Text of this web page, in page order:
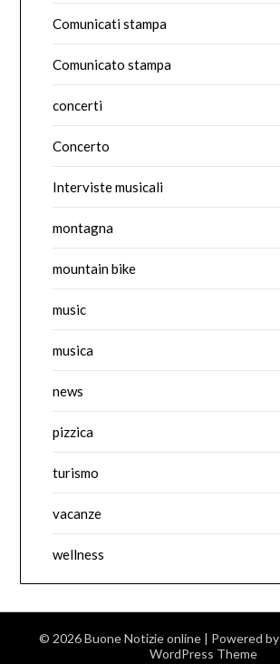
Comunicati stampa
Comunicato stampa
concerti
Concerto
Interviste musicali
montagna
mountain bike
music
musica
news
pizzica
turismo
vacanze
wellness
© 2026 Buone Notizie online | Powered by
WordPress Theme